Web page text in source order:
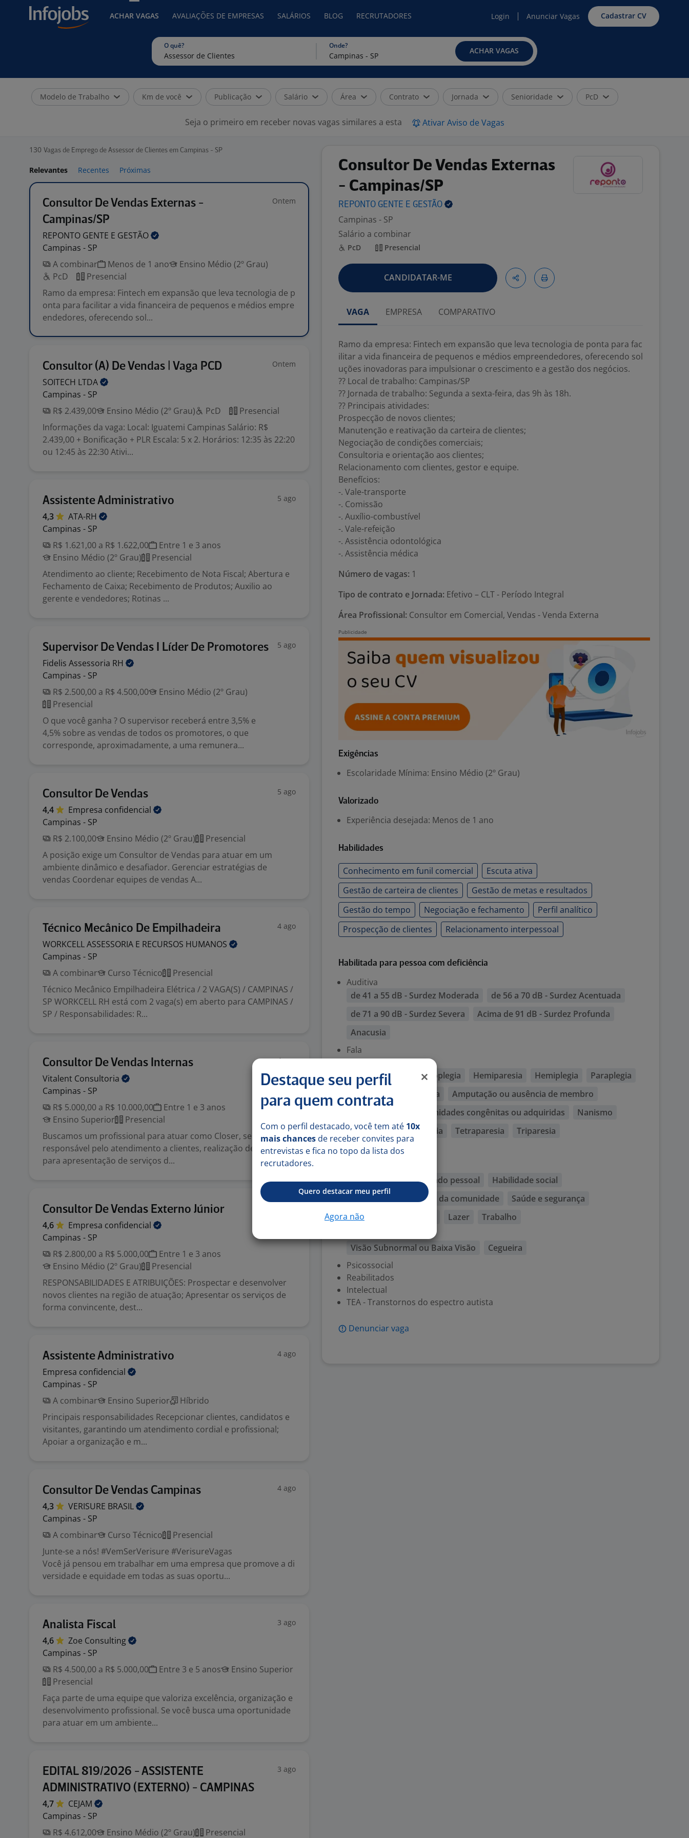
ACHAR VAGAS AVALIAÇÕES DE EMPRESAS SALÁRIOS BLOG RECRUTADORES Login Anunciar Vagas Cadastrar CV
O quê? Onde?
ACHAR VAGAS
Modelo de Trabalho Km de você Publicação Salário Área Contrato Jornada Senioridade PcD
Seja o primeiro em receber novas vagas similares a esta Ativar Aviso de Vagas
130 Vagas de Emprego de Assessor de Clientes em Campinas - SP
Relevantes Recentes Próximas
Consultor De Vendas Externas -
Campinas/SP
Ontem
REPONTO GENTE E GESTÃO
Campinas - SP
A combinar
Menos de 1 ano
Ensino Médio (2º Grau)
PcD
Presencial
Ramo da empresa: Fintech em expansão que leva tecnologia de p
onta para facilitar a vida financeira de pequenos e médios empre
endedores, oferecendo sol...
Consultor (A) De Vendas | Vaga PCD Ontem
SOITECH LTDA
Campinas - SP
R$ 2.439,00
Ensino Médio (2º Grau) PcD
Presencial
Informações da vaga: Local: Iguatemi Campinas Salário: R$
2.439,00 + Bonificação + PLR Escala: 5 x 2. Horários: 12:35 às 22:20
ou 12:45 às 22:30 Ativi...
Assistente Administrativo 5 ago
4,3
ATA-RH
Campinas - SP
R$ 1.621,00 a R$ 1.622,00
Entre 1 e 3 anos
Ensino Médio (2º Grau)
Presencial
Atendimento ao cliente; Recebimento de Nota Fiscal; Abertura e
Fechamento de Caixa; Recebimento de Produtos; Auxilio ao
gerente e vendedores; Rotinas ...
Supervisor De Vendas I Líder De Promotores 5 ago
Fidelis Assessoria RH
Campinas - SP
R$ 2.500,00 a R$ 4.500,00
Ensino Médio (2º Grau)
Presencial
O que você ganha ? O supervisor receberá entre 3,5% e
4,5% sobre as vendas de todos os promotores, o que
corresponde, aproximadamente, a uma remunera...
Consultor De Vendas 5 ago
4,4 Empresa confidencial
Campinas - SP
R$ 2.100,00
Ensino Médio (2º Grau)
Presencial
A posição exige um Consultor de Vendas para atuar em um
ambiente dinâmico e desafiador. Gerenciar estratégias de
vendas Coordenar equipes de vendas A...
Técnico Mecânico De Empilhadeira 4 ago
WORKCELL ASSESSORIA E RECURSOS HUMANOS
Campinas - SP
A combinar
Curso Técnico
Presencial
Técnico Mecânico Empilhadeira Elétrica / 2 VAGA(S) / CAMPINAS /
SP WORKCELL RH está com 2 vaga(s) em aberto para CAMPINAS /
SP / Responsabilidades: R...
Consultor De Vendas Internas 4 ago
Vitalent Consultoria
Campinas - SP
R$ 5.000,00 a R$ 10.000,00
Entre 1 e 3 anos
Ensino Superior
Presencial
Buscamos um profissional para atuar como Closer, sendo
responsável pelo atendimento a clientes, realização de reuniões
para apresentação de serviços d...
Consultor De Vendas Externo Júnior
4,6 Empresa confidencial
Campinas - SP
R$ 2.800,00 a R$ 5.000,00
Entre 1 e 3 anos
Ensino Médio (2º Grau)
Presencial
RESPONSABILIDADES E ATRIBUIÇÕES: Prospectar e desenvolver
novos clientes na região de atuação; Apresentar os serviços de
forma convincente, dest...
Assistente Administrativo 4 ago
Empresa confidencial
Campinas - SP
A combinar
Ensino Superior
Híbrido
Principais responsabilidades Recepcionar clientes, candidatos e
visitantes, garantindo um atendimento cordial e profissional;
Apoiar a organização e m...
Consultor De Vendas Campinas 4 ago
4,3 VERISURE BRASIL
Campinas - SP
A combinar
Curso Técnico
Presencial
Junte-se a nós! #VemSerVerisure #VerisureVagas
Você já pensou em trabalhar em uma empresa que promove a di
versidade e equidade em todas as suas oportu...
Analista Fiscal 3 ago
4,6 Zoe Consulting
Campinas - SP
R$ 4.500,00 a R$ 5.000,00
Entre 3 e 5 anos
Ensino Superior
Presencial
Faça parte de uma equipe que valoriza excelência, organização e
desenvolvimento profissional. Se você busca uma oportunidade
para atuar em um ambiente...
EDITAL 819/2026 - ASSISTENTE
ADMINISTRATIVO (EXTERNO) - CAMPINAS
3 ago
4,7
CEJAM
Campinas - SP
R$ 4.612,00
Ensino Médio (2º Grau) Presencial
Consultor De Vendas Externas
- Campinas/SP
REPONTO GENTE E GESTÃO
Campinas - SP
Salário a combinar
PcD Presencial
CANDIDATAR-ME
VAGA EMPRESA COMPARATIVO
Ramo da empresa: Fintech em expansão que leva tecnologia de ponta para fac
ilitar a vida financeira de pequenos e médios empreendedores, oferecendo sol
uções inovadoras para impulsionar o crescimento e a gestão dos negócios.
?? Local de trabalho: Campinas/SP
?? Jornada de trabalho: Segunda a sexta-feira, das 9h às 18h.
?? Principais atividades:
Prospecção de novos clientes;
Manutenção e reativação da carteira de clientes;
Negociação de condições comerciais;
Consultoria e orientação aos clientes;
Relacionamento com clientes, gestor e equipe.
Benefícios:
-. Vale-transporte
-. Comissão
-. Auxílio-combustível
-. Vale-refeição
-. Assistência odontológica
-. Assistência médica
Número de vagas: 1
Tipo de contrato e Jornada: Efetivo – CLT - Período Integral
Área Profissional: Consultor em Comercial, Vendas - Venda Externa
Exigências
Escolaridade Mínima: Ensino Médio (2º Grau)
Valorizado
Experiência desejada: Menos de 1 ano
Habilidades
Conhecimento em funil comercial
Escuta ativa
Gestão de carteira de clientes
Gestão de metas e resultados
Gestão do tempo
Negociação e fechamento
Perfil analítico
Prospecção de clientes
Relacionamento interpessoal
Habilitada para pessoa com deficiência
Auditiva
de 41 a 55 dB - Surdez Moderada
de 56 a 70 dB - Surdez Acentuada
de 71 a 90 dB - Surdez Severa
Acima de 91 dB - Surdez Profunda
Anacusia
Fala
Física
Monoparesia
Monoplegia Hemiparesia Hemiplegia
Paraplegia
Triplegia
Tetraplegia
Amputação ou ausência de membro
Membros com deformidades congênitas ou adquiridas
Nanismo
Ostomia
Paraparesia Tetraparesia
Triparesia
Paralisia Cerebral
Comunicação
Cuidado pessoal
Habilidade social
Utilização de recursos da comunidade
Saúde e segurança
Habilidade acadêmica
Lazer
Trabalho
Visão Subnormal ou Baixa Visão
Cegueira
Psicossocial
Reabilitados
Intelectual
TEA - Transtornos do espectro autista
Denunciar vaga
Destaque seu perfil
para quem contrata
Com o perfil destacado, você tem até 10x
mais chances de receber convites para
entrevistas e fica no topo da lista dos
recrutadores.
Quero destacar meu perfil
Agora não